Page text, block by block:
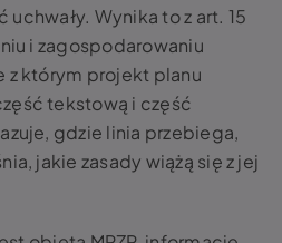
uchwały. Wynika to z art. 15
i zagospodarowaniu
z którym projekt planu
tekstową i część
gdzie linia przebiega,
jakie zasady wiążą się z jej